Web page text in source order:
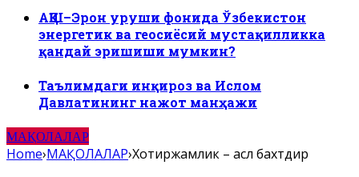
АҚШ–Эрон уруши фонида Ўзбекистон
энергетик ва геосиёсий мустақилликка
қандай эришиши мумкин?
Таълимдаги инқироз ва Ислом
Давлатининг нажот манҳажи
МАҚОЛАЛАР
Home›МАҚОЛАЛАР›Хотиржамлик – асл бахтдир